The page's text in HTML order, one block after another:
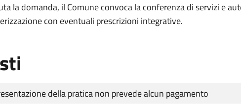
la domanda, il Comuneconvoca la conferenza di servizi e
con eventuali prescrizioni integrative.
pagamentodella pratica non prevede alcun pagamento